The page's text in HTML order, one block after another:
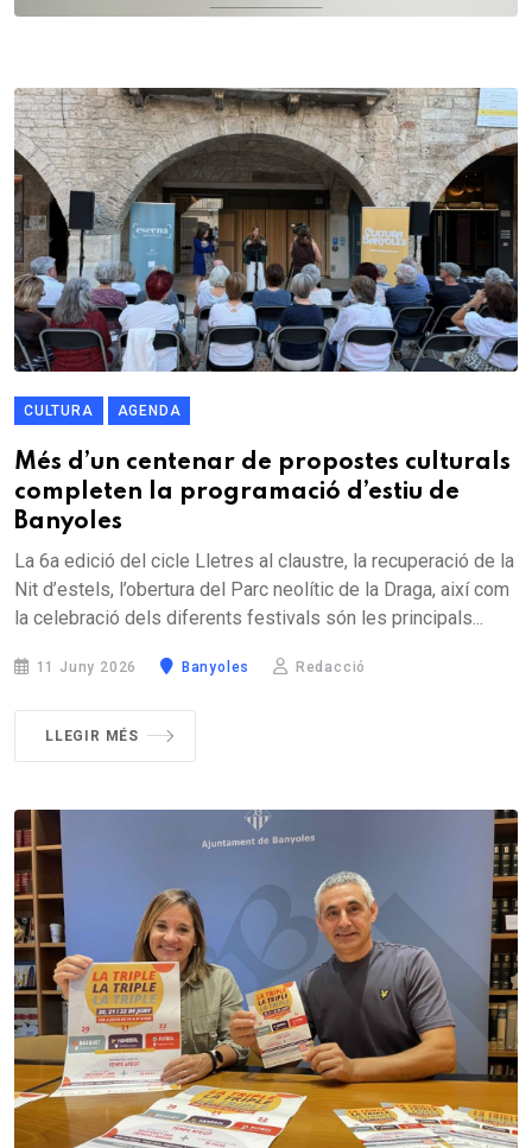
CULTURA AGENDA
Més d’un centenar de propostes culturals
completen la programació d’estiu de
Banyoles
La 6a edició del cicle Lletres al claustre, la recuperació de la
Nit d’estels, l’obertura del Parc neolític de la Draga, així com
la celebració dels diferents festivals són les principals...
11 Juny 2026 Banyoles Redacció
LLEGIR MÉS